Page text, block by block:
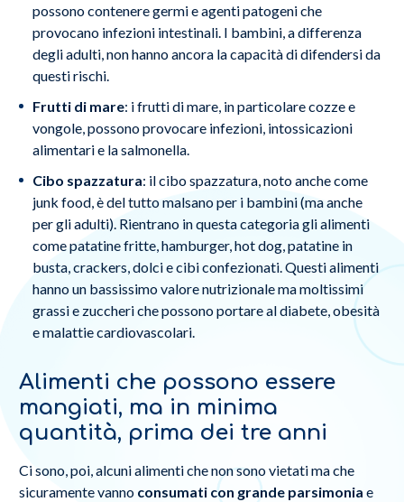
possono contenere germi e agenti patogeni che
provocano infezioni intestinali. I bambini, a differenza
degli adulti, non hanno ancora la capacità di difendersi da
questi rischi.
Frutti di mare: i frutti di mare, in particolare cozze e
vongole, possono provocare infezioni, intossicazioni
alimentari e la salmonella.
Cibo spazzatura: il cibo spazzatura, noto anche come
junk food, è del tutto malsano per i bambini (ma anche
per gli adulti). Rientrano in questa categoria gli alimenti
come patatine fritte, hamburger, hot dog, patatine in
busta, crackers, dolci e cibi confezionati. Questi alimenti
hanno un bassissimo valore nutrizionale ma moltissimi
grassi e zuccheri che possono portare al diabete, obesità
e malattie cardiovascolari.
Alimenti che possono essere
mangiati, ma in minima
quantità, prima dei tre anni
Ci sono, poi, alcuni alimenti che non sono vietati ma che
sicuramente vanno consumati con grande parsimonia e